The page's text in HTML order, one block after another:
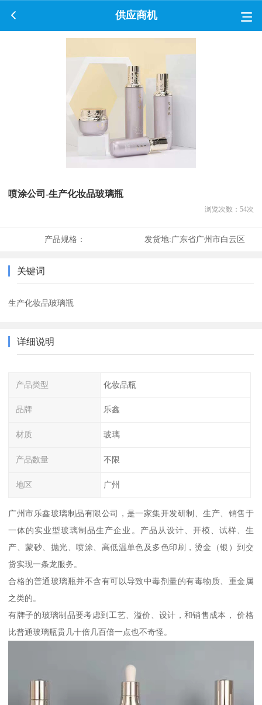
供应商机
喷涂公司-生产化妆品玻璃瓶
浏览次数： 54次
产品规格： 发货地:广东省广州市白云区
关键词
生产化妆品玻璃瓶
详细说明
产品类型 化妆品瓶
品牌 乐鑫
材质 玻璃
产品数量 不限
地区 广州
广州市乐鑫玻璃制品有限公司，是一家集开发研制、生产、销售于
一体的实业型玻璃制品生产企业。产品从设计、开模、试样、生
产、蒙砂、抛光、喷涂、高低温单色及多色印刷，烫金（银）到交
货实现一条龙服务。
合格的普通玻璃瓶并不含有可以导致中毒剂量的有毒物质、重金属
之类的。
有牌子的玻璃制品要考虑到工艺、溢价、设计，和销售成本， 价格
比普通玻璃瓶贵几十倍几百倍一点也不奇怪。